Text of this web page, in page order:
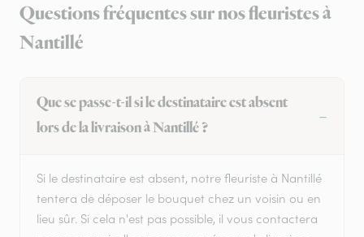
Questions fréquentes sur nos fleuristes à
Nantillé
Que se passe-t-il si le destinataire est absent
lors de la livraison à Nantillé ?
Si le destinataire est absent, notre fleuriste à Nantillé
tentera de déposer le bouquet chez un voisin ou en
lieu sûr. Si cela n'est pas possible, il vous contactera